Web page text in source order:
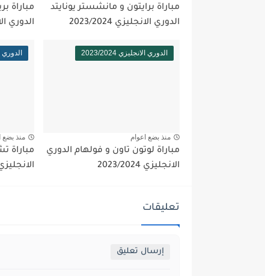
مباراة برايتون و مانشستر يونايتد
الدوري الانجليزي 2023/2024
مباراة
الدوري
الدوري الانجليزي 2023/2024
منذ بضع اعوام
مباراة لوتون تاون و فولهام الدوري
الانجليزي 2023/2024
الدوري
منذ بضع
مباراة
الانجليزي 2023/
تعليقات
إرسال تعليق